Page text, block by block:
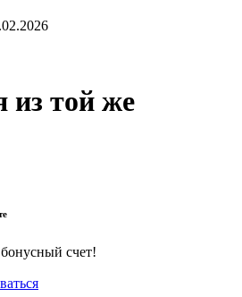
из той же
счет!